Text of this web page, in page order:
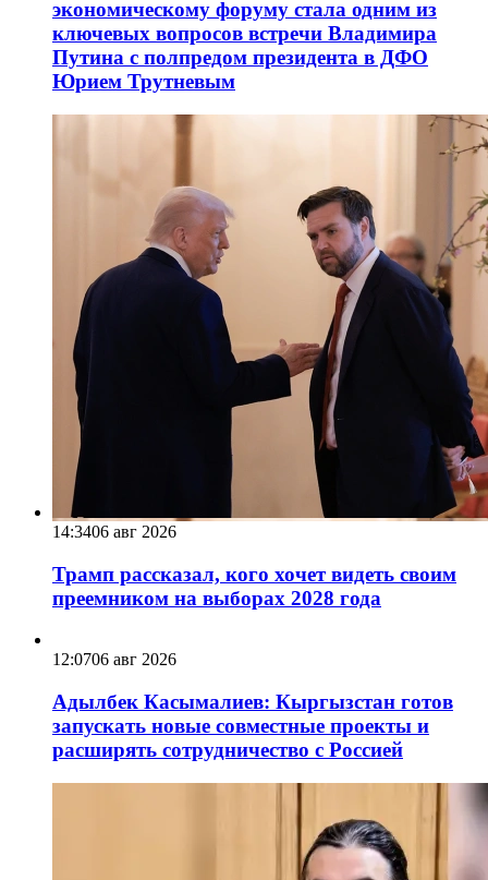
экономическому форуму стала одним из
ключевых вопросов встречи Владимира
Путина с полпредом президента в ДФО
Юрием Трутневым
14:3406 авг 2026
Трамп рассказал, кого хочет видеть своим
преемником на выборах 2028 года
12:0706 авг 2026
Адылбек Касымалиев: Кыргызстан готов
запускать новые совместные проекты и
расширять сотрудничество с Россией